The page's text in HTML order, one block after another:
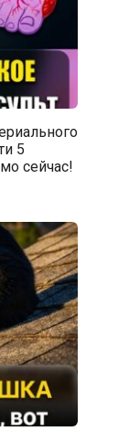
5
сейчас!